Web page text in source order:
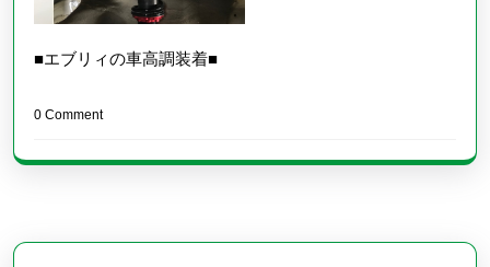
■エブリィの車高調装着■
0 Comment